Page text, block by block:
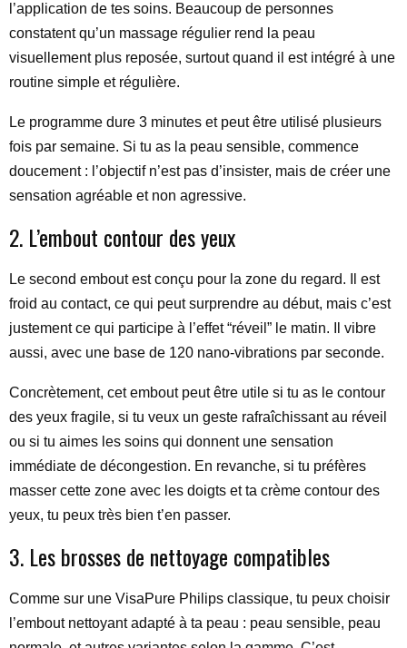
l’application de tes soins. Beaucoup de personnes
constatent qu’un massage régulier rend la peau
visuellement plus reposée, surtout quand il est intégré à une
routine simple et régulière.
Le programme dure 3 minutes et peut être utilisé plusieurs
fois par semaine. Si tu as la peau sensible, commence
doucement : l’objectif n’est pas d’insister, mais de créer une
sensation agréable et non agressive.
2. L’embout contour des yeux
Le second embout est conçu pour la zone du regard. Il est
froid au contact, ce qui peut surprendre au début, mais c’est
justement ce qui participe à l’effet “réveil” le matin. Il vibre
aussi, avec une base de 120 nano-vibrations par seconde.
Concrètement, cet embout peut être utile si tu as le contour
des yeux fragile, si tu veux un geste rafraîchissant au réveil
ou si tu aimes les soins qui donnent une sensation
immédiate de décongestion. En revanche, si tu préfères
masser cette zone avec les doigts et ta crème contour des
yeux, tu peux très bien t’en passer.
3. Les brosses de nettoyage compatibles
Comme sur une VisaPure Philips classique, tu peux choisir
l’embout nettoyant adapté à ta peau : peau sensible, peau